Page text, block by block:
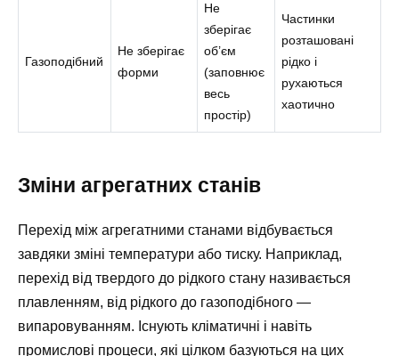
Газоподібний
Не зберігає
форми
Не
зберігає
об’єм
(заповнює
весь
простір)
Частинки
розташовані
рідко і
рухаються
хаотично
Зміни агрегатних станів
Перехід між агрегатними станами відбувається
завдяки зміні температури або тиску. Наприклад,
перехід від твердого до рідкого стану називається
плавленням, від рідкого до газоподібного —
випаровуванням. Існують кліматичні і навіть
промислові процеси, які цілком базуються на цих